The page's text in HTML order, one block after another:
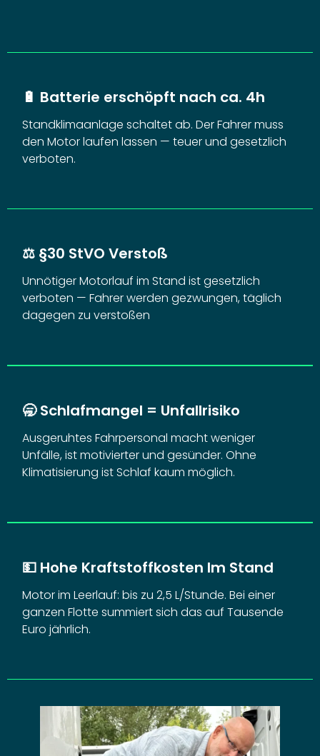
🔋 Batterie erschöpft nach ca. 4h
Standklimaanlage schaltet ab. Der Fahrer muss
den Motor laufen lassen — teuer und gesetzlich
verboten.
⚖️ §30 StVO Verstoß
Unnötiger Motorlauf im Stand ist gesetzlich
verboten — Fahrer werden gezwungen, täglich
dagegen zu verstoßen
🥱Schlafmangel = Unfallrisiko
Ausgeruhtes Fahrpersonal macht weniger
Unfälle, ist motivierter und gesünder. Ohne
Klimatisierung ist Schlaf kaum möglich.
💵 Hohe Kraftstoffkosten Im Stand
Motor im Leerlauf: bis zu 2,5 L/Stunde. Bei einer
ganzen Flotte summiert sich das auf Tausende
Euro jährlich.